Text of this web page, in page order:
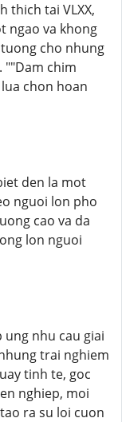
thich tai VLXX,
ngao va khong
tuong cho nhung
""Dam chim
chon hoan
den la mot
nguoi lon pho
cao va da
lon nguoi
ung nhu cau giai
trai nghiem
tinh te, goc
nghiep, moi
ra su loi cuon